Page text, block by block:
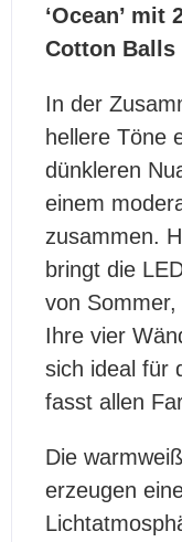
‘Ocean’ mit
Cotton Balls
In der
hellere Töne
dünkleren
einem
zusammen.
bringt die
von
Ihre vier
sich ideal für
fasst allen
Die
erzeugen